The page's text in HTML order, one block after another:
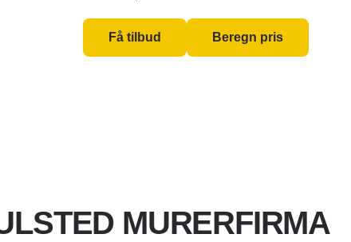
Få tilbud Beregn pris
MURERFIRMA